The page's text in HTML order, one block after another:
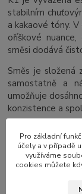
stabilním
a kakaové tóny.
oříškové
směsi dodává
Směs je složená
samostatně a
umožňuje
konzistence a
Kyselost
Hořkost
Pro základní
účely a v případě
využíváme
cookies můžete